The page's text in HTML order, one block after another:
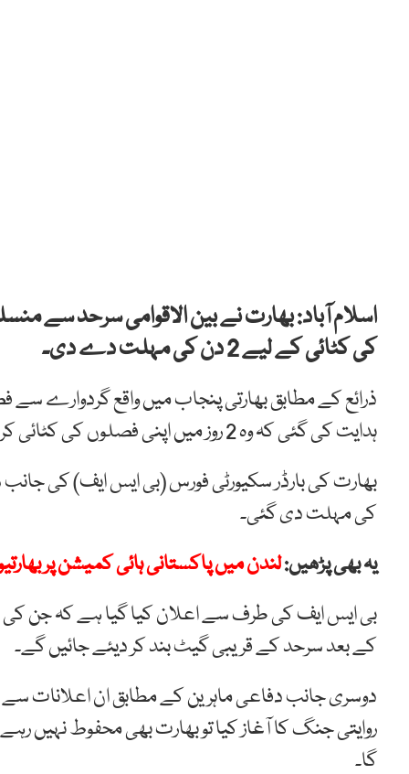
اسلام آباد: بھارت نے بین الاقوامی سرحد سے
کی کٹائی کے لیے 2 دن کی مہلت دے دی۔
ذرائع کے مطابق بھارتی پنجاب میں واقع گردوارے سے
ہدایت کی گئی کہ وہ 2 روز میں اپنی فصلوں کی کٹائی کر لیں۔
کی مہلت دی گئی۔
یہ بھی پڑھیں:لندن میں پاکستانی ہائی کمیشن پر
کے بعد سرحد کے قریبی گیٹ بند کر دیئے جائیں گے۔
دوسری جانب دفاعی ماہرین کے مطابق ان اعلانات
روایتی جنگ کا آغاز کیا تو بھارت بھی محفوط نہیں
گا۔